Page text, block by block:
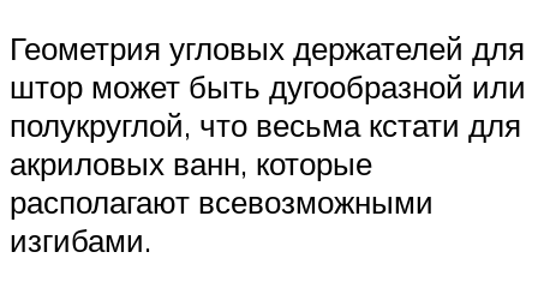
Геометрия угловых держателей для
штор может быть дугообразной или
полукруглой, что весьма кстати для
акриловых ванн, которые
располагают всевозможными
изгибами.